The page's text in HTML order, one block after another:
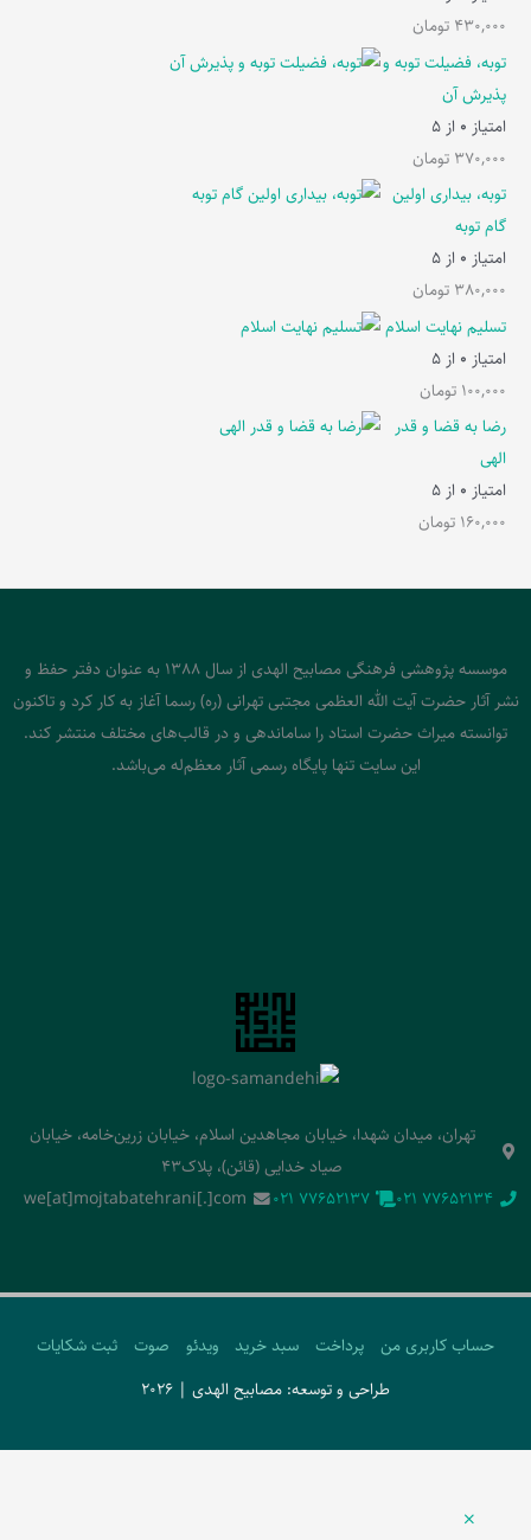
430,000 تومان
توبه، فضیلت توبه و
پذیرش آن
امتیاز 0 از 5
370,000 تومان
توبه، بیداری اولین
گام توبه
امتیاز 0 از 5
380,000 تومان
تسلیم نهایت اسلام
امتیاز 0 از 5
100,000 تومان
رضا به قضا و قدر
الهی
امتیاز 0 از 5
160,000 تومان
موسسه پژوهشی فرهنگی مصابیح الهدی از سال 1388 به عنوان دفتر حفظ و
نشر آثار حضرت آیت الله العظمی مجتبی تهرانی (ره) رسما آغاز به کار کرد و تاکنون
توانسته میراث حضرت استاد را ساماندهی و در قالب‌های مختلف منتشر کند.
این سایت تنها پایگاه رسمی آثار معظم‌له می‌باشد.
تهران، میدان شهدا، خیابان مجاهدین اسلام، خیابان زرین‌خامه، خیابان
صیاد خدایی (قائن)، پلاک43
‭021 77652134‬
‭021 77652137‬
we[at]mojtabatehrani[.]com
حساب کاربری من پرداخت سبد خرید ویدئو صوت
ثبت شکایات
طراحی و توسعه: مصابیح الهدی | 2026